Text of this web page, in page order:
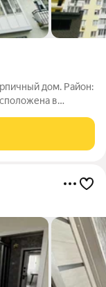
дом. Район:
сады,остановки